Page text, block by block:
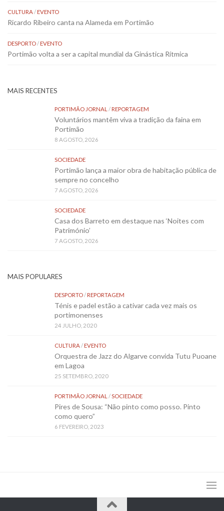
CULTURA/EVENTO
Ricardo Ribeiro canta na Alameda em Portimão
DESPORTO/EVENTO
Portimão volta a ser a capital mundial da Ginástica Rítmica
MAIS RECENTES
PORTIMÃO JORNAL /REPORTAGEM
Voluntários mantêm viva a tradição da faina em
Portimão
8 AGOSTO, 2026
SOCIEDADE
Portimão lança a maior obra de habitação pública de
sempre no concelho
7 AGOSTO, 2026
SOCIEDADE
Casa dos Barreto em destaque nas ‘Noites com
Património’
7 AGOSTO, 2026
MAIS POPULARES
DESPORTO/REPORTAGEM
Ténis e padel estão a cativar cada vez mais os
portimonenses
24 JULHO, 2020
CULTURA/EVENTO
Orquestra de Jazz do Algarve convida Tutu Puoane
em Lagoa
25 SETEMBRO, 2020
PORTIMÃO JORNAL /SOCIEDADE
Pires de Sousa: “Não pinto como posso. Pinto
como quero”
6 FEVEREIRO, 2023